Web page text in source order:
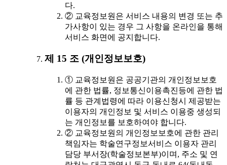
다.
② 교육정보원은 서비스 내용의 변경 또는 추
가사항이 있는 경우 그 사항을 온라인을 통해
서비스 화면에 공지합니다.
제 15 조 (개인정보보호)
① 교육정보원은 공공기관의 개인정보보호
에 관한 법률, 정보통신이용촉진등에 관한 법
률 등 관계법령에 따라 이용신청시 제공받는
이용자의 개인정보 및 서비스 이용중 생성되
는 개인정보를 보호하여야 합니다.
② 교육정보원의 개인정보보호에 관한 관리
책임자는 학술연구정보서비스 이용자 관리
담당 부서장(학술정보본부)이며, 주소 및 연